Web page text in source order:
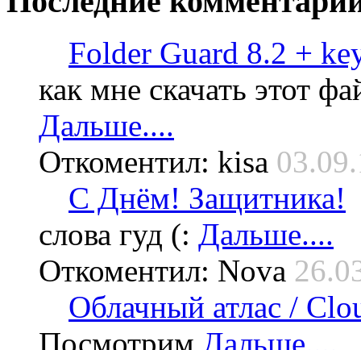
Folder Guard 8.2 +
как мне скачать этот
Дальше....
Откоментил: kisa
С Днём! Защитника!
слова гуд (: Дальше....
Откоментил: Nova
Облачный атлас /